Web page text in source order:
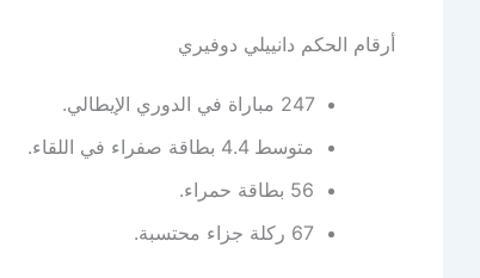
أرقام الحكم دانييلي دوفيري
247 مباراة في الدوري الإيطالي.
متوسط 4.4 بطاقة صفراء في اللقاء.
56 بطاقة حمراء.
67 ركلة جزاء محتسبة.